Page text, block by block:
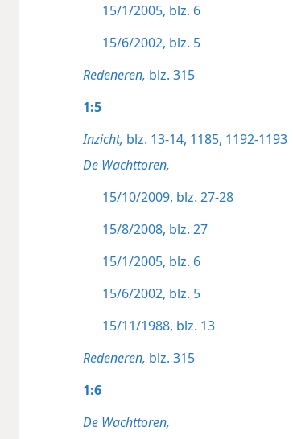
15/1/2005, blz. 6
15/6/2002, blz. 5
Redeneren, blz. 315
1:5
Inzicht, blz. 13-14, 1185, 1192-1193
De Wachttoren,
15/10/2009, blz. 27-28
15/8/2008, blz. 27
15/1/2005, blz. 6
15/6/2002, blz. 5
15/11/1988, blz. 13
Redeneren, blz. 315
1:6
De Wachttoren,